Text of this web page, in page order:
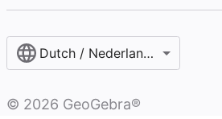
Dutch / Nederlands‎ (België)‎
© 2026 GeoGebra®